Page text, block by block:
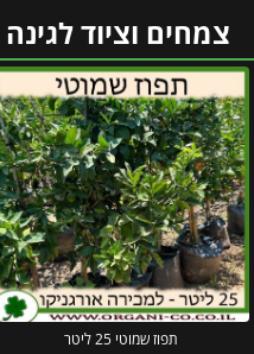
צמחים וציוד לגינה
תפוז שמוטי 25 ליטר